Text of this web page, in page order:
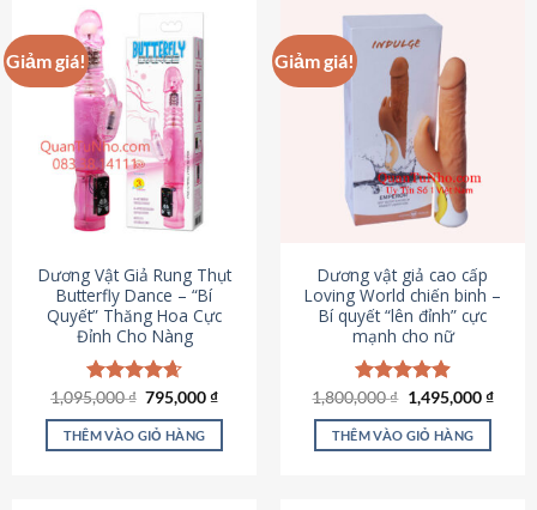
Giảm giá!
Dương Vật Giả Rung Thụt
Butterfly Dance – “Bí
Quyết” Thăng Hoa Cực
Đỉnh Cho Nàng
Được xếp
hạng4.65
5 sao
1,095,000₫ Giá
là:
1,095,000 ₫.
795,000₫Giá
tại
THÊM VÀO GIỎ HÀNG
Giảm giá!
Dương vật giả cao cấp
Loving World chiến binh –
Bí quyết “lên đỉnh” cực
mạnh cho nữ
Được xếp
hạng4.89
5 sao
1,800,000₫ Giá
gốc
là:
1,800,000 ₫.
1,495,000₫Giá
THÊM VÀO GIỎ HÀNG